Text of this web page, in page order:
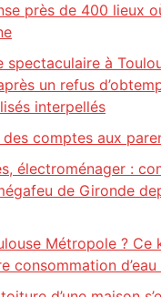
près de 400 lieux
spectaculaire à
un refus
interpellés
comptes aux
électroménager :
de Gironde
Métropole ? Ce
consommation d’eau